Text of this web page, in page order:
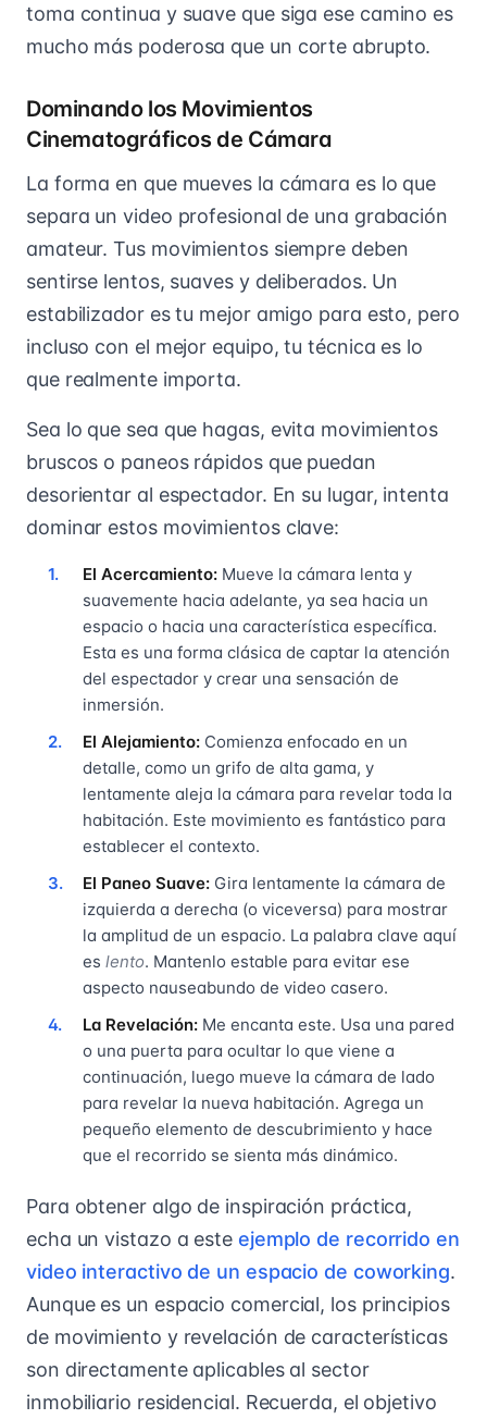
toma continua y suave que siga ese camino es
mucho más poderosa que un corte abrupto.
Dominando los Movimientos
Cinematográficos de Cámara
La forma en que mueves la cámara es lo que
separa un video profesional de una grabación
amateur. Tus movimientos siempre deben
sentirse lentos, suaves y deliberados. Un
estabilizador es tu mejor amigo para esto, pero
incluso con el mejor equipo, tu técnica es lo
que realmente importa.
Sea lo que sea que hagas, evita movimientos
bruscos o paneos rápidos que puedan
desorientar al espectador. En su lugar, intenta
dominar estos movimientos clave:
El Acercamiento: Mueve la cámara lenta y
suavemente hacia adelante, ya sea hacia un
espacio o hacia una característica específica.
Esta es una forma clásica de captar la atención
del espectador y crear una sensación de
inmersión.
El Alejamiento: Comienza enfocado en un
detalle, como un grifo de alta gama, y
lentamente aleja la cámara para revelar toda la
habitación. Este movimiento es fantástico para
establecer el contexto.
El Paneo Suave: Gira lentamente la cámara de
izquierda a derecha (o viceversa) para mostrar
la amplitud de un espacio. La palabra clave aquí
es lento. Mantenlo estable para evitar ese
aspecto nauseabundo de video casero.
La Revelación: Me encanta este. Usa una pared
o una puerta para ocultar lo que viene a
continuación, luego mueve la cámara de lado
para revelar la nueva habitación. Agrega un
pequeño elemento de descubrimiento y hace
que el recorrido se sienta más dinámico.
Para obtener algo de inspiración práctica,
echa un vistazo a este ejemplo de recorrido en
video interactivo de un espacio de coworking.
Aunque es un espacio comercial, los principios
de movimiento y revelación de características
son directamente aplicables al sector
inmobiliario residencial. Recuerda, el objetivo